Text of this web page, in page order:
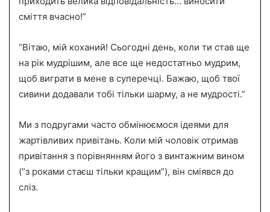
сміття вчасно!”
“Вітаю, мій коханий! Сьогодні день, коли ти став ще
на рік мудрішим, але все ще недостатньо мудрим,
щоб виграти в мене в суперечці. Бажаю, щоб твої
сивини додавали тобі тільки шарму, а не мудрості.”
Ми з подругами часто обмінюємося ідеями для
жартівливих привітань. Коли мій чоловік отримав
привітання з порівнянням його з винтажним вином
(“з роками стаєш тільки кращим”), він сміявся до
сліз.